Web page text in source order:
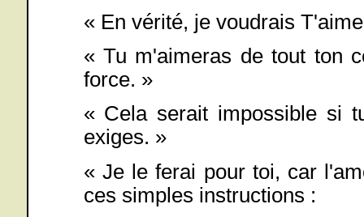
« En vérité, je voudrais
« Tu m'aimeras de tout ton
force. »
« Cela serait impossible si
exiges. »
« Je le ferai pour toi, car
ces simples instructions :